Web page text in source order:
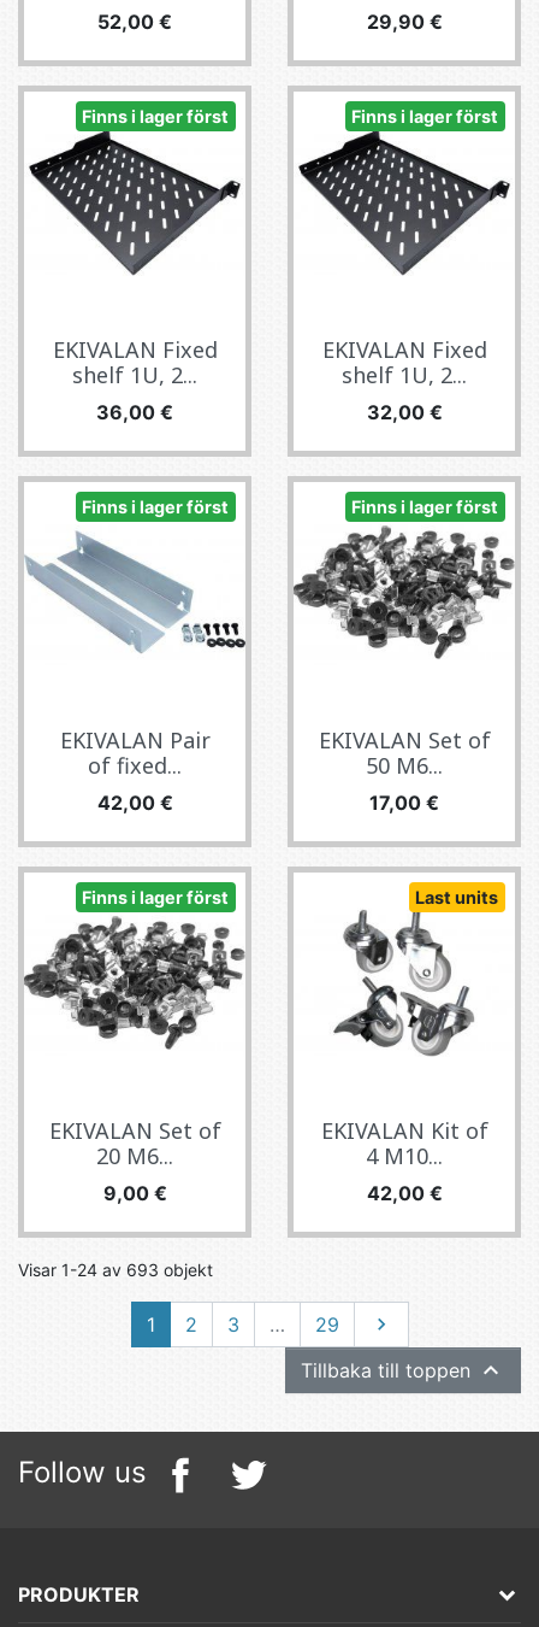
Pris
52,00 € Pris
29,90 €
Finns i lager först
EKIVALAN Fixed
shelf 1U, 2...
Pris
36,00 €
Finns i lager först
EKIVALAN Fixed
shelf 1U, 2...
Pris
32,00 €
Finns i lager först
EKIVALAN Pair
of fixed...
Pris
42,00 €
Finns i lager först
EKIVALAN Set of
50 M6...
Pris
17,00 €
Finns i lager först
EKIVALAN Set of
20 M6...
Pris
9,00 €
Last units
EKIVALAN Kit of
4 M10...
Pris
42,00 €
Visar 1-24 av 693 objekt
1 2 3 … 29 Nästa

Tillbaka till toppen 
Follow us
PRODUKTER